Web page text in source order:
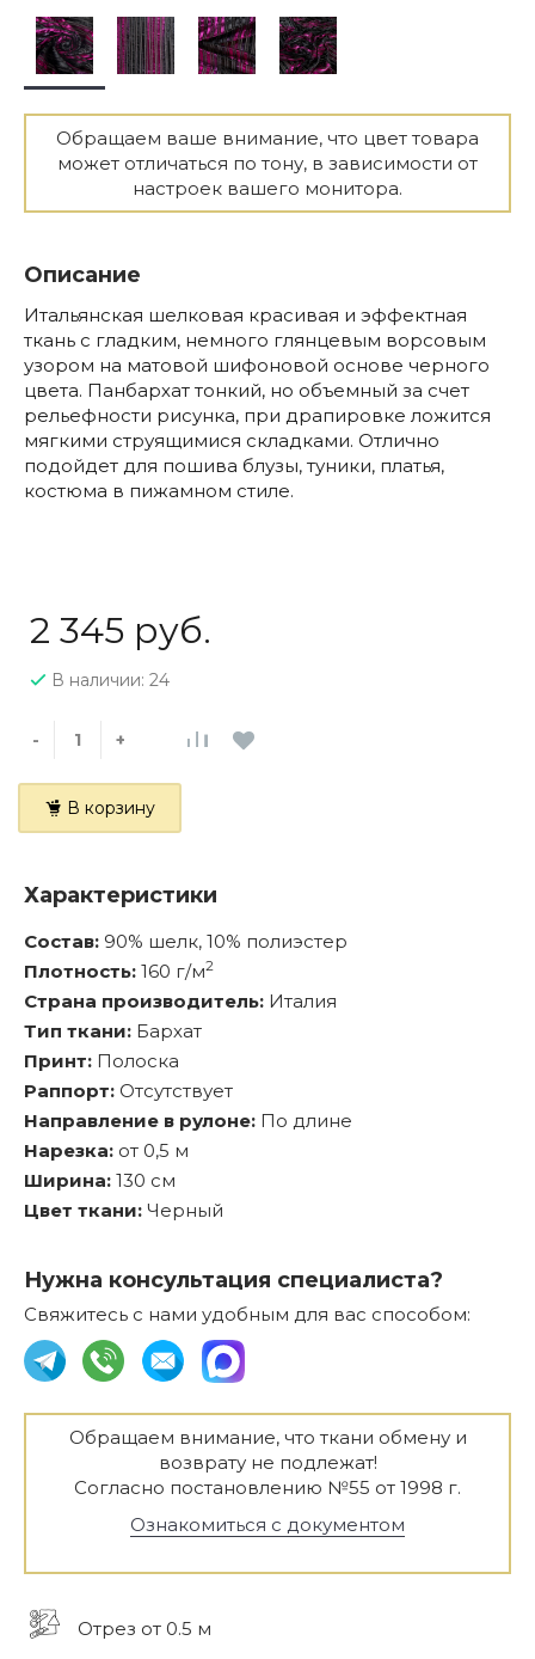
Обращаем ваше внимание, что цвет товара
может отличаться по тону, в зависимости от
настроек вашего монитора.
Описание
Итальянская шелковая красивая и эффектная
ткань с гладким, немного глянцевым ворсовым
узором на матовой шифоновой основе черного
цвета. Панбархат тонкий, но объемный за счет
рельефности рисунка, при драпировке ложится
мягкими струящимися складками. Отлично
подойдет для пошива блузы, туники, платья,
костюма в пижамном стиле.
2 345 руб.
В наличии: 24
- +
В корзину
Характеристики
Состав: 90% шелк, 10% полиэстер
Плотность: 160 г/м2
Страна производитель: Италия
Тип ткани: Бархат
Принт: Полоска
Раппорт: Отсутствует
Направление в рулоне: По длине
Нарезка: от 0,5 м
Ширина: 130 см
Цвет ткани: Черный
Нужна консультация специалиста?
Свяжитесь с нами удобным для вас способом:
Обращаем внимание, что ткани обмену и
возврату не подлежат!
Согласно постановлению №55 от 1998 г.
Ознакомиться с документом
Отрез от 0.5 м